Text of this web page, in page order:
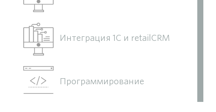
Интеграция 1С и retailCRM
Программирование